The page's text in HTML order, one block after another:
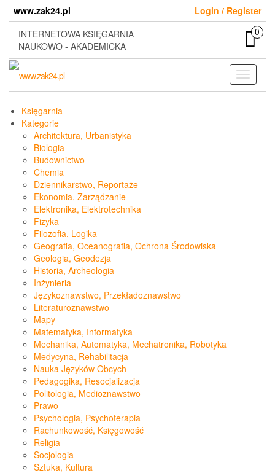
content
www.zak24.pl
Login / Register
INTERNETOWA KSIĘGARNIA
NAUKOWO - AKADEMICKA
0
Toggle
Księgarnia
Kategorie
Architektura, Urbanistyka
Biologia
Budownictwo
Chemia
Dziennikarstwo, Reportaże
Ekonomia, Zarządzanie
Elektronika, Elektrotechnika
Fizyka
Filozofia, Logika
Geografia, Oceanografia, Ochrona Środowiska
Geologia, Geodezja
Historia, Archeologia
Inżynieria
Językoznawstwo, Przekładoznawstwo
Literaturoznawstwo
Mapy
Matematyka, Informatyka
Mechanika, Automatyka, Mechatronika, Robotyka
Medycyna, Rehabilitacja
Nauka Języków Obcych
Pedagogika, Resocjalizacja
Politologia, Medioznawstwo
Prawo
Psychologia, Psychoterapia
Rachunkowość, Księgowość
Religia
Socjologia
Sztuka, Kultura